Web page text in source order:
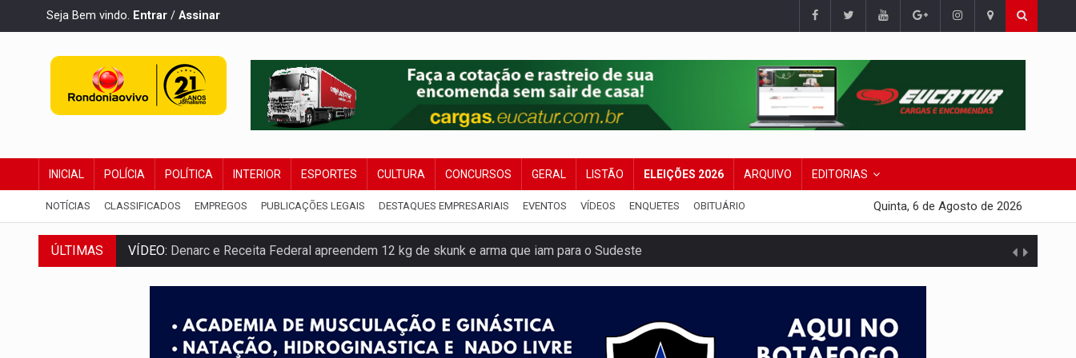
Seja Bem vindo. Entrar / Assinar
INICIAL POLÍCIA POLÍTICA INTERIOR ESPORTES CULTURA CONCURSOS GERAL LISTÃO ELEIÇÕES 2026 ARQUIVO EDITORIAS
NOTÍCIAS CLASSIFICADOS EMPREGOS PUBLICAÇÕES LEGAIS DESTAQUES EMPRESARIAIS EVENTOS VÍDEOS ENQUETES OBITUÁRIO Quinta, 6 de Agosto de 2026
ÚLTIMAS VÍDEO: Denarc e Receita Federal apreendem 12 kg de skunk e arma que iam para o Sudeste
OPERAÇÃO DA PC:Membros do CV são presos com armas e drogas após crime de tortur@
ENTRADA GRATUITA:Espetáculo As Marias Somos Nós será apresentado na capital
Três são presos após furto de motocicleta em frente de academia